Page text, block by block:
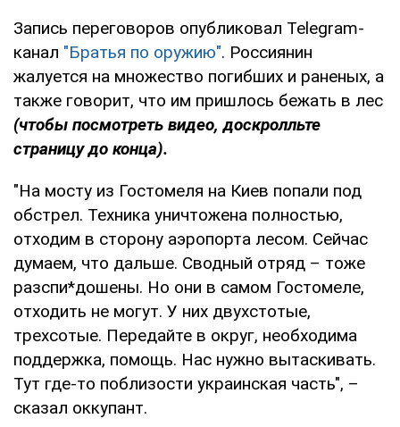
Запись переговоров опубликовал Telegram-
канал "Братья по оружию". Россиянин
жалуется на множество погибших и раненых, а
также говорит, что им пришлось бежать в лес
(чтобы посмотреть видео, доскролльте
страницу до конца).
"На мосту из Гостомеля на Киев попали под
обстрел. Техника уничтожена полностью,
отходим в сторону аэропорта лесом. Сейчас
думаем, что дальше. Сводный отряд – тоже
разспи*дошены. Но они в самом Гостомеле,
отходить не могут. У них двухстотые,
трехсотые. Передайте в округ, необходима
поддержка, помощь. Нас нужно вытаскивать.
Тут где-то поблизости украинская часть", –
сказал оккупант.